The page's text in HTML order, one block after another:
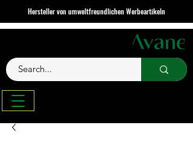
Hersteller von umweltfreundlichen Werbeartikeln